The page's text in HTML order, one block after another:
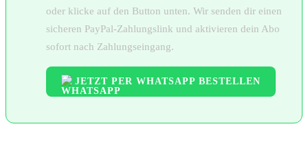
oder klicke auf den Button unten. Wir senden dir einen
sicheren PayPal-Zahlungslink und aktivieren dein Abo
sofort nach Zahlungseingang.
JETZT PER WHATSAPP BESTELLEN